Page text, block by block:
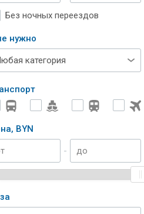
Без ночных переездов
нужно
BYN
-